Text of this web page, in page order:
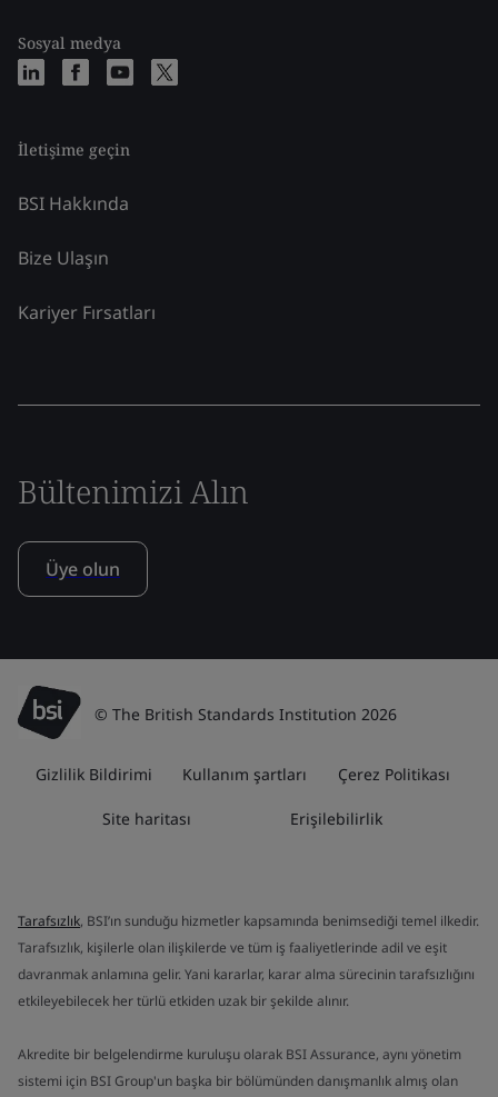
Sosyal medya
İletişime geçin
BSI Hakkında
Bize Ulaşın
Kariyer Fırsatları
Bültenimizi Alın
Üye olun
© The British Standards Institution 2026
Gizlilik Bildirimi Kullanım şartları Çerez Politikası
Site haritası Erişilebilirlik
Tarafsızlık, BSI’ın sunduğu hizmetler kapsamında benimsediği temel ilkedir.
Tarafsızlık, kişilerle olan ilişkilerde ve tüm iş faaliyetlerinde adil ve eşit
davranmak anlamına gelir. Yani kararlar, karar alma sürecinin tarafsızlığını
etkileyebilecek her türlü etkiden uzak bir şekilde alınır.
Akredite bir belgelendirme kuruluşu olarak BSI Assurance, aynı yönetim
sistemi için BSI Group'un başka bir bölümünden danışmanlık almış olan